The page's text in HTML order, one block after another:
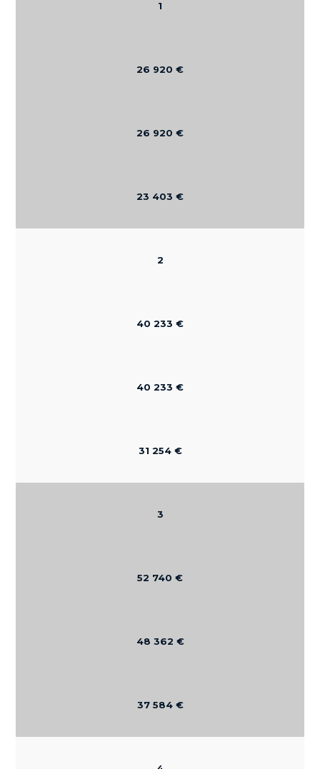
1
26 920 €
26 920 €
23 403 €
2
40 233 €
40 233 €
31 254 €
3
52 740 €
48 362 €
37 584 €